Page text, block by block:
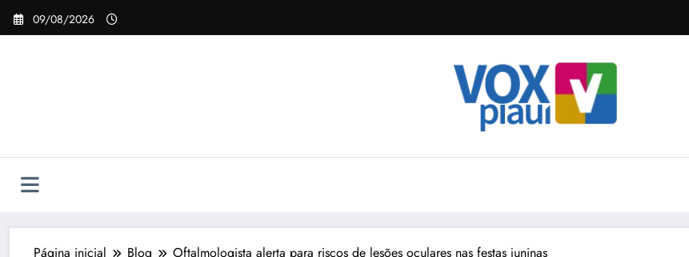
Pular
para
09/08/2026
Página inicial Blog Oftalmologista alerta para riscos de lesões oculares nas festas juninas